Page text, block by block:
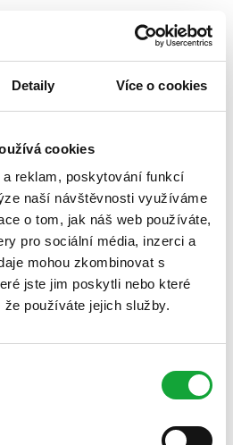
Detaily Více o cookies
cookies
reklam, poskytování funkcí
naší návštěvnosti využíváme
o tom, jak náš web používáte,
pro sociální média, inzerci a
mohou zkombinovat s
jste jim poskytli nebo které
používáte jejich služby.